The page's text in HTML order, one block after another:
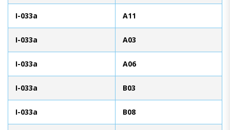
I-033a A11
I-033a A03
I-033a A06
I-033a B03
I-033a B08